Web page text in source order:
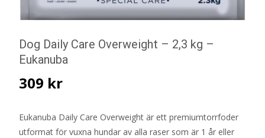
Dog Daily Care Overweight – 2,3 kg –
Eukanuba
309 kr
Eukanuba Daily Care Overweight är ett premiumtorrfoder
utformat för vuxna hundar av alla raser som är 1 år eller